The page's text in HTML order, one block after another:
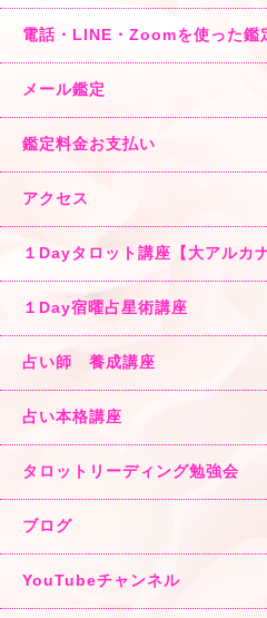
電話・LINE・Zoomを使った鑑
メール鑑定
鑑定料金お支払い
アクセス
１Dayタロット講座【大アルカナ
１Day宿曜占星術講座
占い師 養成講座
占い本格講座
タロットリーディング勉強会
ブログ
YouTubeチャンネル